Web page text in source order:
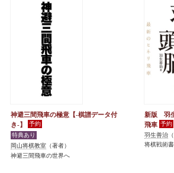
神避三間飛車の極意【-棋譜データ付
き-】
岡山将棋教室 （著者）
神避三間飛車の世界へ
新版 羽
飛車
羽生善治
将棋戦術